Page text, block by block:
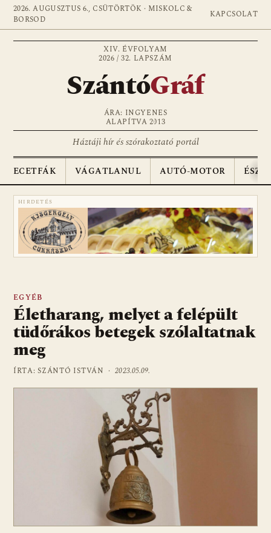
2026. AUGUSZTUS 6., CSÜTÖRTÖK · MISKOLC &
BORSOD
KAPCSOLAT
XIV. ÉVFOLYAM
2026 / 32. LAPSZÁM
SzántóGráf
ÁRA: INGYENES
ALAPÍTVA 2013
Háztáji hír és szórakoztató portál
ECETFÁK VÁGATLANUL AUTÓ-MOTOR
HIRDETÉS
EGYÉB
Életharang, melyet a felépült
tüdőrákos betegek szólaltatnak
meg
ÍRTA: SZÁNTÓ ISTVÁN ·2023.05.09.